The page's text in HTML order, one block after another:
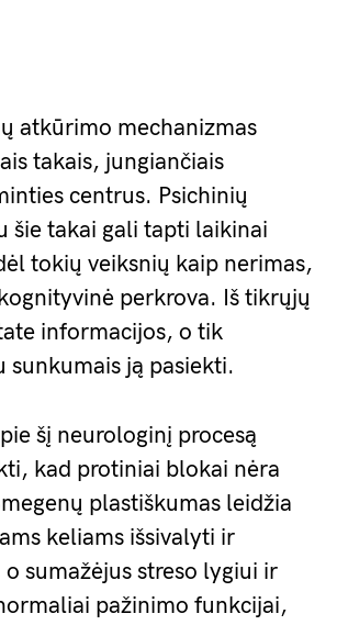
atkūrimo mechanizmas
takais, jungiančiais
centrus. Psichinių
šie takai gali tapti laikinai
tokių veiksnių kaip nerimas,
perkrova. Iš tikrųjų
informacijos, o tik
sunkumais ją pasiekti.
šį neurologinį procesą
kad protiniai blokai nėra
plastiškumas leidžia
keliams išsivalyti ir
sumažėjus streso lygiui ir
pažinimo funkcijai,